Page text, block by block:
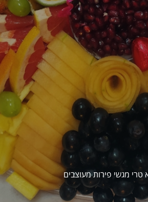
טרי מגשי פירות מעוצבים